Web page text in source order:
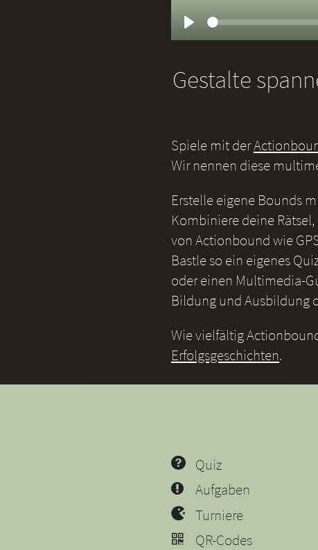
Gestalte
Spiele mit der
Wir nennen diese
Erstelle eigene Bounds
Kombiniere deine
von Actionbound wie
Bastle so ein eigenes
oder einen Multimedia-
Bildung und Ausbildung
Wie vielfältig
Erfolgsgeschichten.
Quiz
Aufgaben
Turniere
QR-Codes